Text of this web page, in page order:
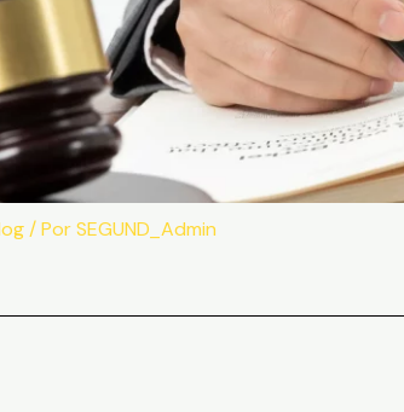
/ PorSEGUND_Admin